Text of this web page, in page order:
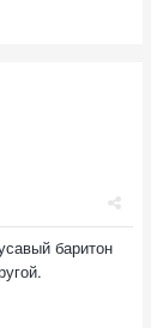
баритон